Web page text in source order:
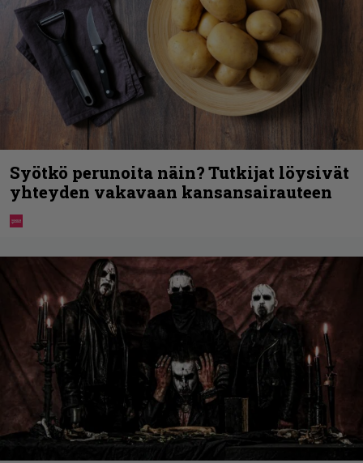
Syötkö perunoita näin? Tutkijat löysivät
yhteyden vakavaan kansansairauteen